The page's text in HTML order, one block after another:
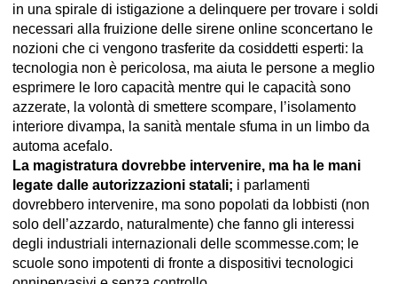
in una spirale di istigazione a delinquere per trovare i soldi
necessari alla fruizione delle sirene online sconcertano le
nozioni che ci vengono trasferite da cosiddetti esperti: la
tecnologia non è pericolosa, ma aiuta le persone a meglio
esprimere le loro capacità mentre qui le capacità sono
azzerate, la volontà di smettere scompare, l’isolamento
interiore divampa, la sanità mentale sfuma in un limbo da
automa acefalo.
La magistratura dovrebbe intervenire, ma ha le mani
legate dalle autorizzazioni statali; i parlamenti
dovrebbero intervenire, ma sono popolati da lobbisti (non
solo dell’azzardo, naturalmente) che fanno gli interessi
degli industriali internazionali delle scommesse.com; le
scuole sono impotenti di fronte a dispositivi tecnologici